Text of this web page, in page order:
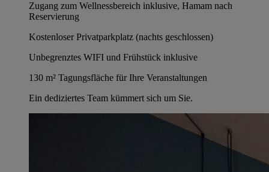
Zugang zum Wellnessbereich inklusive, Hamam nach
Reservierung
Kostenloser Privatparkplatz (nachts geschlossen)
Unbegrenztes WIFI und Frühstück inklusive
130 m² Tagungsfläche für Ihre Veranstaltungen
Ein dediziertes Team kümmert sich um Sie.